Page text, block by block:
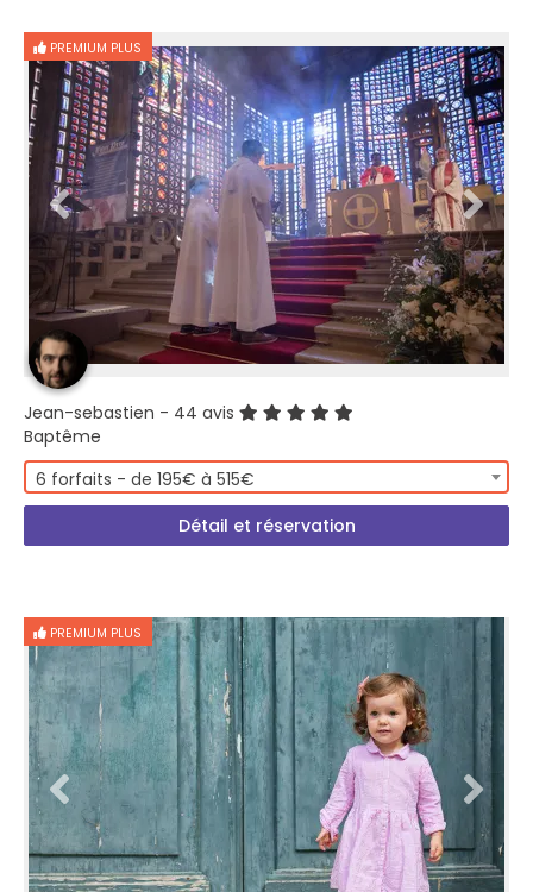
PREMIUM PLUS
Jean-sebastien - 44 avis
Baptême
6 forfaits - de 195€ à 515€
Détail et réservation
PREMIUM PLUS